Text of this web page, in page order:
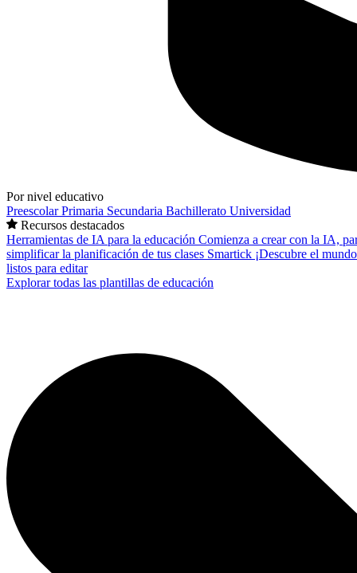
Por nivel educativo
PreescolarPrimaria Secundaria Bachillerato Universidad
Recursos destacados
Herramientas de IA para la educación Comienza a crear con la IA,
simplificar la planificación de tus clases Smartick ¡Descubre el
listos para editar
Explorar todas las plantillas de educación